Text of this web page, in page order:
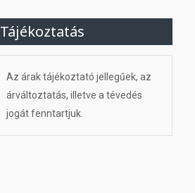
Tájékoztatás
Az árak tájékoztató jellegűek, az
árváltoztatás, illetve a tévedés
jogát fenntartjuk.